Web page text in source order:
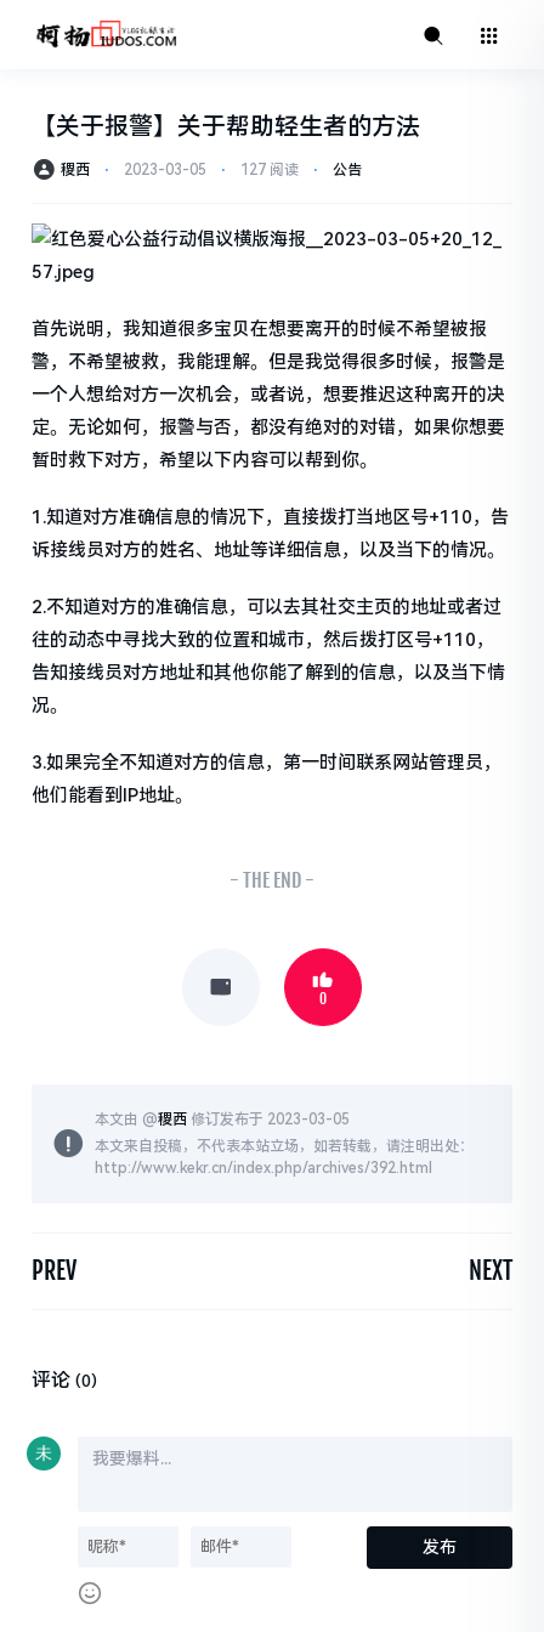
【关于报警】关于帮助轻生者的方法
稷西 ⋅ 2023-03-05 ⋅ 127 阅读 ⋅ 公告
首先说明，我知道很多宝贝在想要离开的时候不希望被报
警，不希望被救，我能理解。但是我觉得很多时候，报警是
一个人想给对方一次机会，或者说，想要推迟这种离开的决
定。无论如何，报警与否，都没有绝对的对错，如果你想要
暂时救下对方，希望以下内容可以帮到你。
1.知道对方准确信息的情况下，直接拨打当地区号+110，告
诉接线员对方的姓名、地址等详细信息，以及当下的情况。
2.不知道对方的准确信息，可以去其社交主页的地址或者过
往的动态中寻找大致的位置和城市，然后拨打区号+110，
告知接线员对方地址和其他你能了解到的信息，以及当下情
况。
3.如果完全不知道对方的信息，第一时间联系网站管理员，
他们能看到IP地址。
- THE END -
0
本文由 @稷西 修订发布于 2023-03-05
本文来自投稿，不代表本站立场，如若转载，请注明出处：
http://www.kekr.cn/index.php/archives/392.html
PREV NEXT
评论(0)